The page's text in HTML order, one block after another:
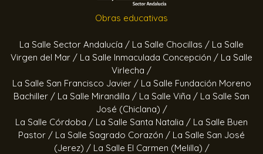
Obras educativas
La Salle Sector Andalucía / La Salle Chocillas / La Salle
Virgen del Mar / La Salle Inmaculada Concepción / La Salle
Virlecha /
La Salle San Francisco Javier / La Salle Fundación Moreno
Bachiller / La Salle Mirandilla / La Salle Viña / La Salle San
José (Chiclana) /
La Salle Córdoba / La Salle Santa Natalia / La Salle Buen
Pastor / La Salle Sagrado Corazón / La Salle San José
(Jerez) / La Salle El Carmen (Melilla) /